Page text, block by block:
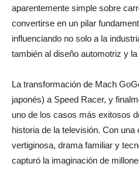
aparentemente simple sobre
convertirse en un pilar
influenciando no solo a la
también al diseño automotriz y
La transformación de Mach
japonés) a Speed Racer, y
uno de los casos más exitosos
historia de la televisión. Con
vertiginosa, drama familiar y
capturó la imaginación de